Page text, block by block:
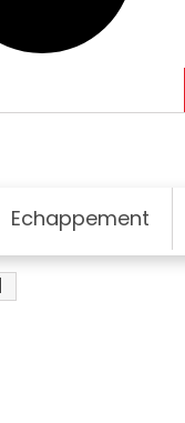
Echappement